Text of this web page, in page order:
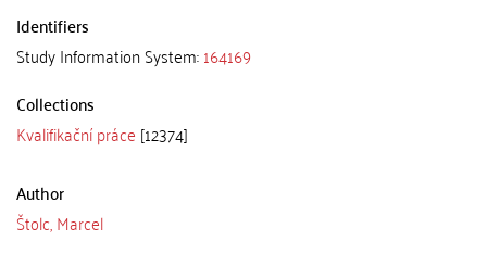
Identifiers
Study Information System:164169
Collections
Kvalifikační práce [12374]
Author
Štolc, Marcel